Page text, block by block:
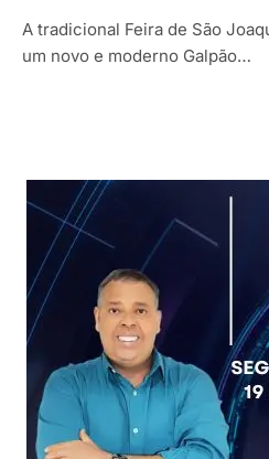
A tradicional Feira de São
um novo e moderno Galpão…